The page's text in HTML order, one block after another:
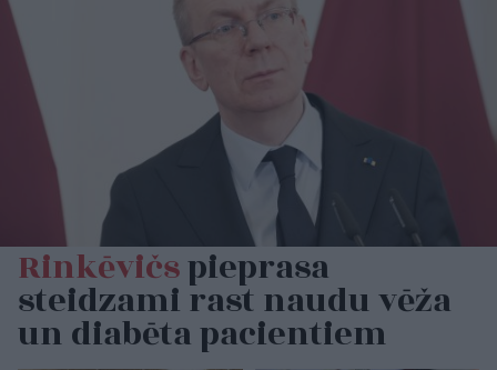
Rinkēvičspieprasa
steidzami rast naudu vēža
un diabēta pacientiem